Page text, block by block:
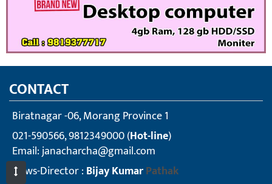
CONTACT
Biratnagar -06, Morang Province 1
021-590566, 9812349000 (Hot-line)
Email:janacharcha@gmail.com
News-Director : Bijay KumarPathak